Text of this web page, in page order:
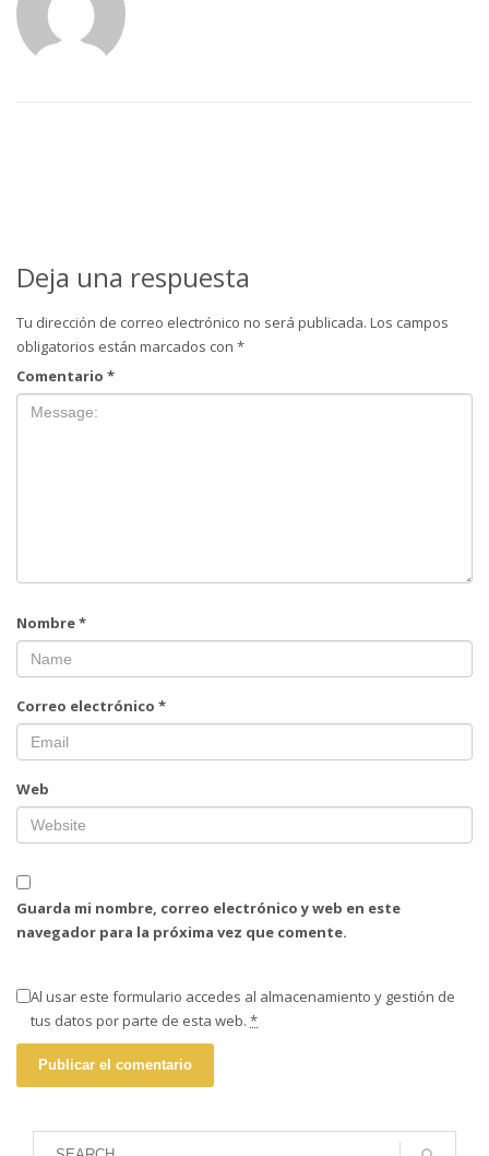
Deja una respuesta
Tu dirección de correo electrónico no será publicada. Los campos
obligatorios están marcados con *
Comentario *
Nombre*
Correo electrónico *
Web
Guarda mi nombre, correo electrónico y web en este
navegador para la próxima vez que comente.
Al usar este formulario accedes al almacenamiento y gestión de
tus datos por parte de esta web. *